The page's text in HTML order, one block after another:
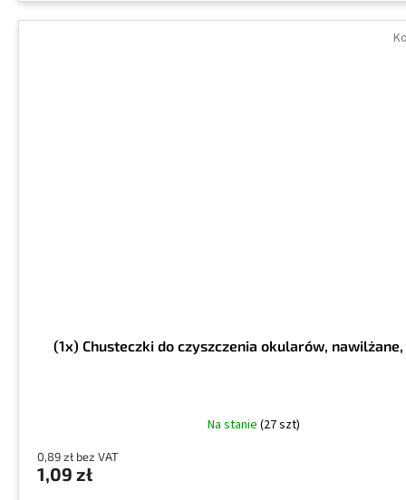
(1x) Chusteczki do czyszczenia okularów, nawilżane,
Na stanie (27 szt)
0,89 zł bez VAT
1,09 zł